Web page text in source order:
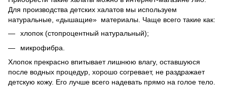
Для производства детских халатов мы используем
натуральные, «дышащие» материалы. Чаще всего такие как:
хлопок (стопроцентный натуральный);
микрофибра.
Хлопок прекрасно впитывает лишнюю влагу, оставшуюся
после водных процедур, хорошо согревает, не раздражает
детскую кожу. Его лучше всего надевать прямо на голое тело.